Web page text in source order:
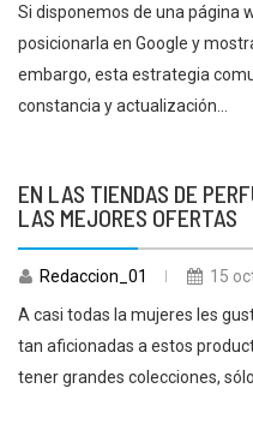
Si disponemos de una página
posicionarla en Google y
embargo, esta estrategia
constancia y actualización...
EN LAS TIENDAS DE
LAS MEJORES OFERTAS
Redaccion_01
15
A casi todas la mujeres les
tan aficionadas a estos
tener grandes colecciones, sólo